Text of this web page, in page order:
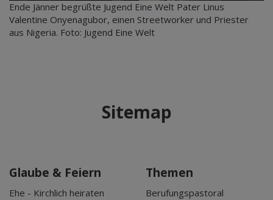
Ende Jänner begrüßte Jugend Eine Welt Pater Linus
Valentine Onyenagubor, einen Streetworker und Priester
aus Nigeria. Foto: Jugend Eine Welt
Sitemap
Glaube & Feiern
Ehe - Kirchlich heiraten
Themen
Berufungspastoral